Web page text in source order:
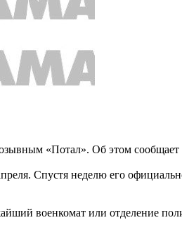
«Потал». Об этом сообщает
Спустя неделю его
военкомат или отделение